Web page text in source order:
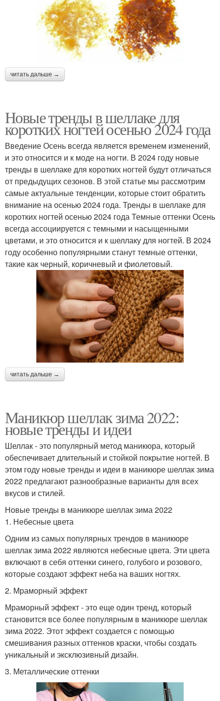
читать дальше →
Новые тренды в шеллаке для
коротких ногтей осенью 2024 года
Введение Осень всегда является временем изменений,
и это относится и к моде на ногти. В 2024 году новые
тренды в шеллаке для коротких ногтей будут отличаться
от предыдущих сезонов. В этой статье мы рассмотрим
самые актуальные тенденции, которые стоит обратить
внимание на осенью 2024 года. Тренды в шеллаке для
коротких ногтей осенью 2024 года Темные оттенки Осень
всегда ассоциируется с темными и насыщенными
цветами, и это относится и к шеллаку для ногтей. В 2024
году особенно популярными станут темные оттенки,
такие как черный, коричневый и фиолетовый.
читать дальше →
Маникюр шеллак зима 2022:
новые тренды и идеи
Шеллак - это популярный метод маникюра, который
обеспечивает длительный и стойкой покрытие ногтей. В
этом году новые тренды и идеи в маникюре шеллак зима
2022 предлагают разнообразные варианты для всех
вкусов и стилей.
Новые тренды в маникюре шеллак зима 2022
1. Небесные цвета
Одним из самых популярных трендов в маникюре
шеллак зима 2022 являются небесные цвета. Эти цвета
включают в себя оттенки синего, голубого и розового,
которые создают эффект неба на ваших ногтях.
2. Мраморный эффект
Мраморный эффект - это еще один тренд, который
становится все более популярным в маникюре шеллак
зима 2022. Этот эффект создается с помощью
смешивания разных оттенков краски, чтобы создать
уникальный и эксклюзивный дизайн.
3. Металлические оттенки